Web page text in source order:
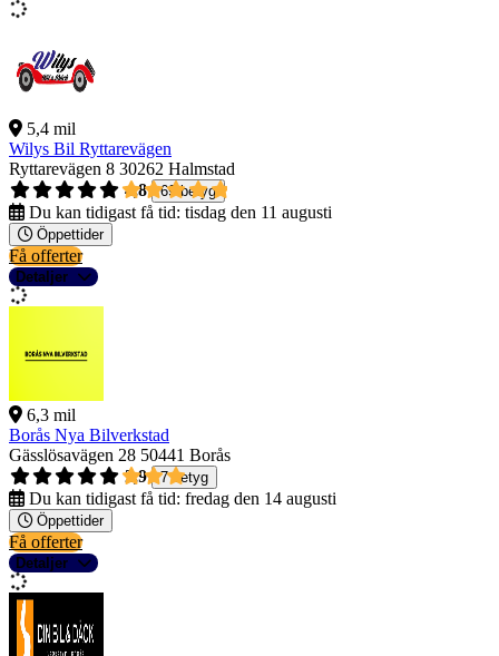
5,4 mil
Wilys Bil Ryttarevägen
Ryttarevägen 8 30262 Halmstad
4,8
69 betyg
Du kan tidigast få tid: tisdag den 11 augusti
Öppettider
Få offerter
Detaljer
6,3 mil
Borås Nya Bilverkstad
Gässlösavägen 28 50441 Borås
2,9
7 betyg
Du kan tidigast få tid: fredag den 14 augusti
Öppettider
Få offerter
Detaljer